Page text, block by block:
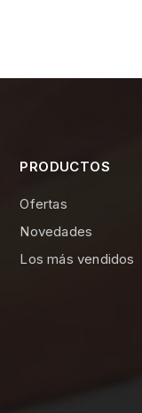
PRODUCTOS
Ofertas
Novedades
Los más vendidos